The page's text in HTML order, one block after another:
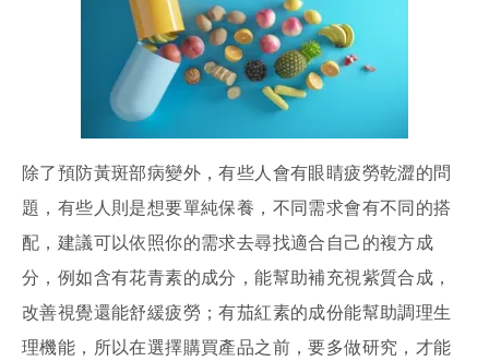
除了預防黃斑部病變外，有些人會有眼睛疲勞乾澀的問
題，有些人則是想要單純保養，不同需求會有不同的搭
配，建議可以依照你的需求去尋找適合自己的複方成
分，例如含有花青素的成分，能幫助補充視紫質合成，
改善視覺還能舒緩疲勞；有茄紅素的成份能幫助調理生
理機能，所以在選擇購買產品之前，要多做研究，才能